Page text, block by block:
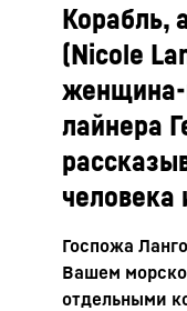
Корабль,
(Nicole
женщина-
лайнера
человека
Госпожа
Вашем
отдельными